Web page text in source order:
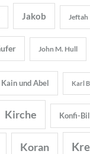
Jakob Jeftah
John M. Hull
Kain und Abel Karl
Kirche Konfi-
Koran